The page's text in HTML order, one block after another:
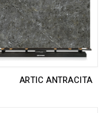
ARTIC ANTRACITA